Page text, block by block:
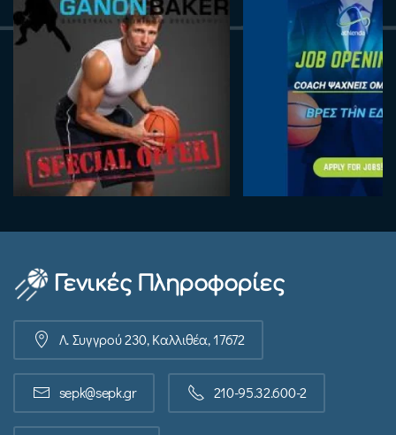
Γενικές Πληροφορίες
Λ. Συγγρού 230, Καλλιθέα, 17672
sepk@sepk.gr 210-95.32.600-2